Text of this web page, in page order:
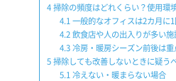
4掃除の頻度はどれくらい？使用環
4.1 一般的なオフィスは2カ月に
4.2飲食店や人の出入りが多い
4.3冷房・暖房シーズン前後は重
5掃除しても改善しないときに疑う
5.1 冷えない・暖まらない場合